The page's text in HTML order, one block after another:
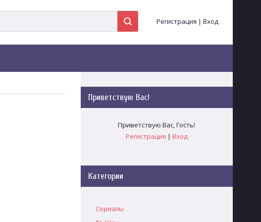
Регистрация | Вход
Приветствую Вас!
Приветствую Вас,Гость!
Регистрация | Вход
Категории
Сериалы